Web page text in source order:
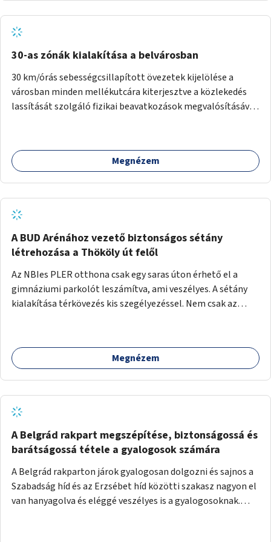
30-as zónák kialakítása a belvárosban
30 km/órás sebességcsillapított övezetek kijelölése a
városban minden mellékutcára kiterjesztve a közlekedés
lassítását szolgáló fizikai beavatkozások megvalósításával,
közlekedésnek. Elsőként az Alkotás utca - Villányi út -
Karolina út - Hamzsabégi út - Szerémi út - Könyves K. krt. -
zónák kijelölése. A program indulhat a Nagykörúton belüli
területtel, majd az Akotás utcán belüli területtel.
Megnézem
A BUD Arénához vezető biztonságos sétány
létrehozása a Thököly út felől
Az NBIes PLER otthona csak egy saras úton érhető el a
gimnáziumi parkolót leszámítva, ami veszélyes. A sétány
kialakítása térkövezés kis szegélyezéssel. Nem csak az
koncertek, bálok, jótékonysági események, választási
események -, a sármentes, méltó megközelítést, de a
236 busz, 50-es villamos) már biztosított, a közvetlen
gyalogutas elérés a projekt keretében nem került
kialakításra.
Megnézem
A Belgrád rakpart megszépítése, biztonságossá és
barátságossá tétele a gyalogosok számára
A Belgrád rakparton járok gyalogosan dolgozni és sajnos a
Szabadság híd és az Erzsébet híd közötti szakasz nagyon el
van hanyagolva és eléggé veszélyes is a gyalogosoknak.